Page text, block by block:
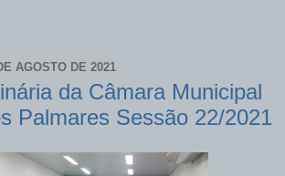
AGOSTO DE 2021
da Câmara Municipal
Palmares Sessão 22/2021